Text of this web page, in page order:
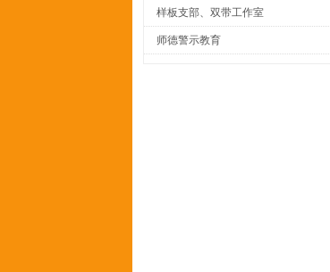
样板支部、双带工作室
师德警示教育